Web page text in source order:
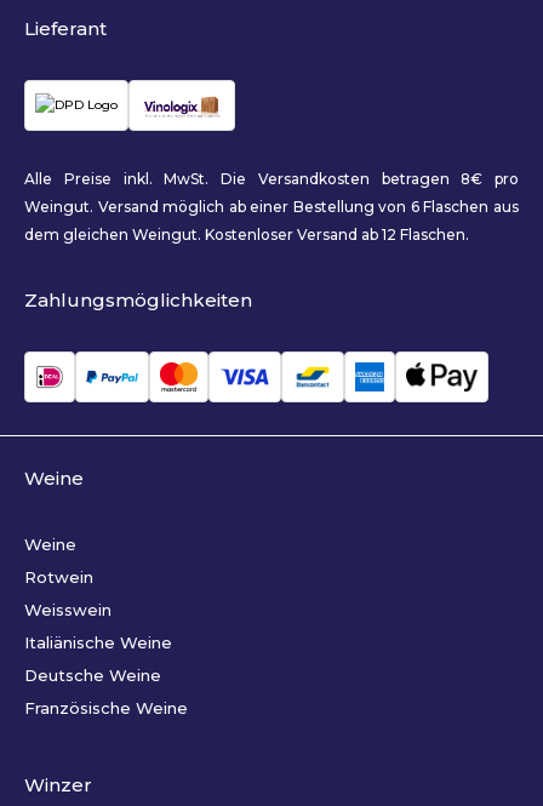
Lieferant
Alle Preise inkl. MwSt. Die Versandkosten betragen 8€ pro
Weingut. Versand möglich ab einer Bestellung von 6 Flaschen aus
dem gleichen Weingut. Kostenloser Versand ab 12 Flaschen.
Zahlungsmöglichkeiten
Weine
Weine
Rotwein
Weisswein
Italiänische Weine
Deutsche Weine
Französische Weine
Winzer